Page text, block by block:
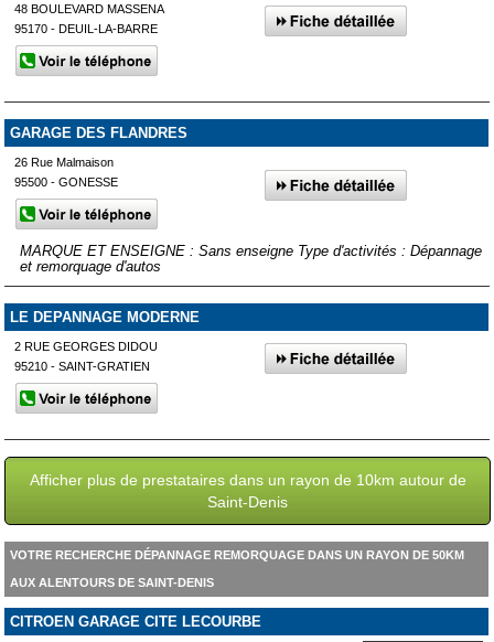
48 BOULEVARD MASSENA
95170 - DEUIL-LA-BARRE
GARAGE DES FLANDRES
26 Rue Malmaison
95500 - GONESSE
MARQUE ET ENSEIGNE : Sans enseigne Type d'activités : Dépannage
et remorquage d'autos
LE DEPANNAGE MODERNE
2 RUE GEORGES DIDOU
95210 - SAINT-GRATIEN
Afficher plus de prestataires dans un rayon de 10km autour de
Saint-Denis
VOTRE RECHERCHE DÉPANNAGE REMORQUAGE DANS UN RAYON DE 50KM
AUX ALENTOURS DE SAINT-DENIS
CITROEN GARAGE CITE LECOURBE